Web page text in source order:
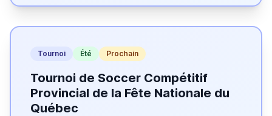
Tournoi Été Prochain
Tournoi de Soccer Compétitif
Provincial de la Fête Nationale du
Québec